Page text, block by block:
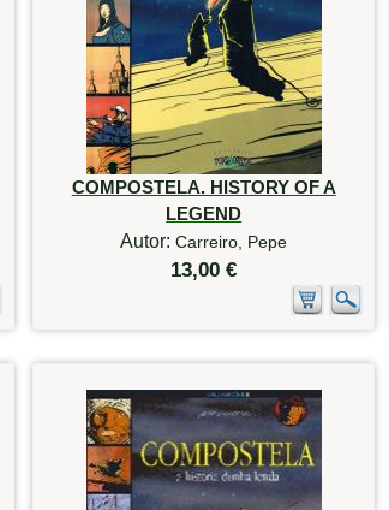
COMPOSTELA. HISTORY OF A
LEGEND
Autor:Carreiro, Pepe
13,00 €